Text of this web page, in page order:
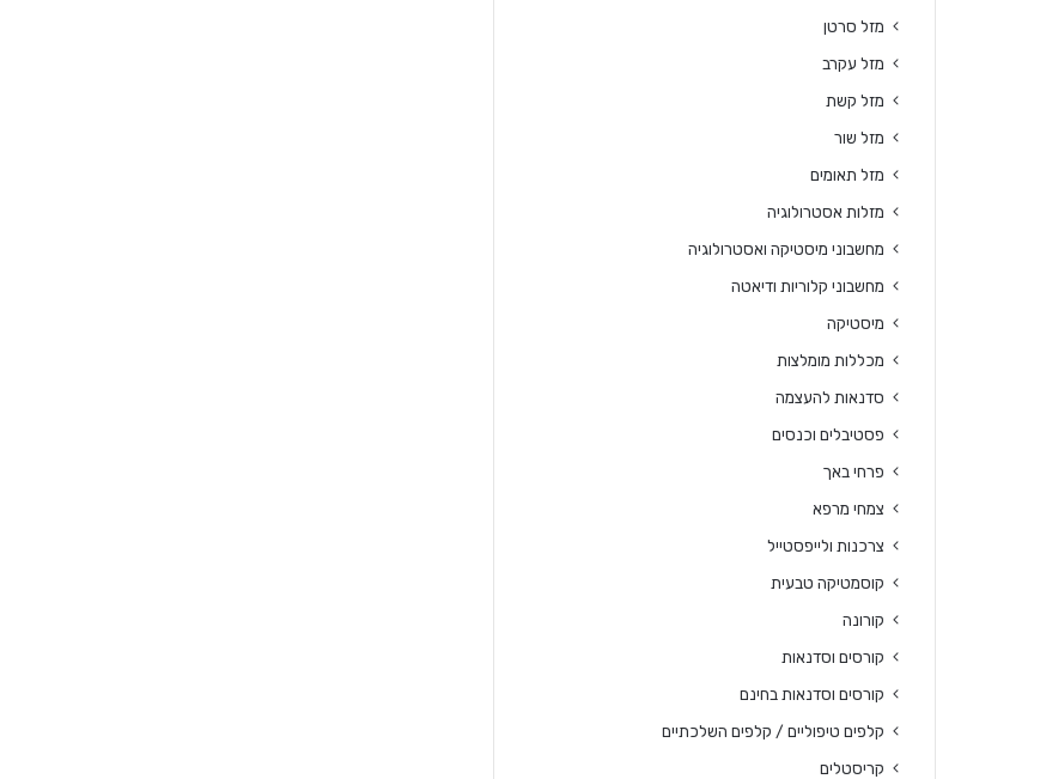
מזל סרטן
מזל עקרב
מזל קשת
מזל שור
מזל תאומים
מזלות אסטרולוגיה
מחשבוני מיסטיקה ואסטרולוגיה
מחשבוני קלוריות ודיאטה
מיסטיקה
מכללות מומלצות
סדנאות להעצמה
פסטיבלים וכנסים
פרחי באך
צמחי מרפא
צרכנות ולייפסטייל
קוסמטיקה טבעית
קורונה
קורסים וסדנאות
קורסים וסדנאות בחינם
קלפים טיפוליים / קלפים השלכתיים
קריסטלים